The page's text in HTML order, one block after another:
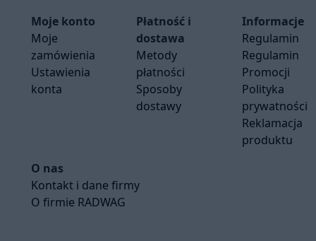
Moje konto
Moje
zamówienia
Ustawienia
konta
Płatność i
dostawa
Metody
płatności
Sposoby
dostawy
Informacje
Regulamin
Regulamin
Promocji
Polityka
prywatności
Reklamacja
produktu
O nas
Kontakt i dane firmy
O firmie RADWAG